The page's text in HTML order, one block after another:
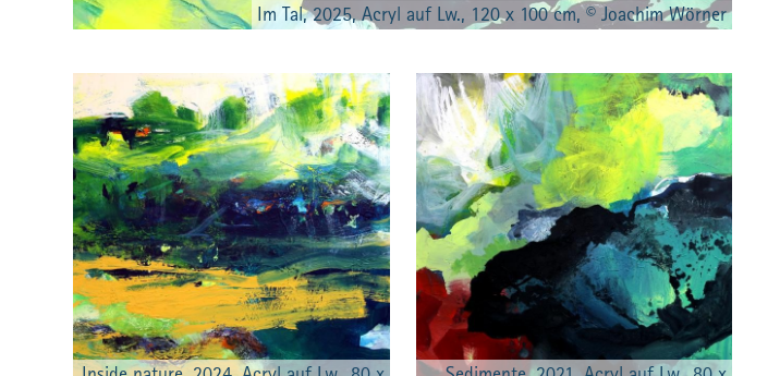
Im Tal, 2025, Acryl auf Lw., 120 x 100 cm, © Joachim Wörner